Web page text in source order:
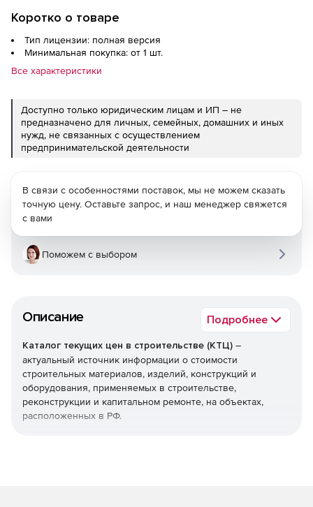
Коротко о товаре
Тип лицензии: полная версия
Минимальная покупка: от 1 шт.
Все характеристики
Доступно только юридическим лицам и ИП – не
предназначено для личных, семейных, домашних и иных
нужд, не связанных с осуществлением
предпринимательской деятельности
Описание Подробнее
Каталог текущих цен в строительстве (КТЦ) –
актуальный источник информации о стоимости
строительных материалов, изделий, конструкций и
оборудования, применяемых в строительстве,
реконструкции и капитальном ремонте, на объектах,
расположенных в РФ.
В связи с особенностями поставок, мы не можем сказать
точную цену. Оставьте запрос, и наш менеджер свяжется
с вами
Поможем с выбором